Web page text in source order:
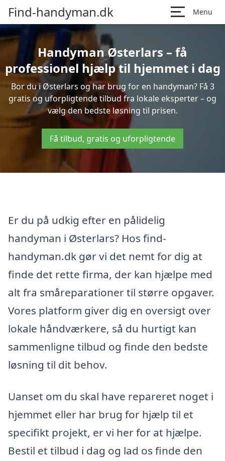
Find-handyman.dk Menu
Handyman Østerlars – få
professionel hjælp til hjemmet i dag
Bor du i Østerlars og har brug for en handyman? Få 3
gratis og uforpligtende tilbud fra lokale eksperter – og
vælg den bedste løsning til prisen.
Få tilbud, gratis og uforpligtende
Er du på udkig efter en pålidelig
handyman i Østerlars? Hos find-
handyman.dk gør vi det nemt for dig at
finde det rette firma, der kan hjælpe med
alt fra småreparationer til større opgaver.
Vores platform giver dig en oversigt over
lokale håndværkere, så du hurtigt kan
sammenligne tilbud og finde den bedste
løsning til dit behov.
Uanset om du skal have repareret noget i
hjemmet eller har brug for hjælp til et
specifikt projekt, er vi her for at hjælpe.
Bestil et tilbud i dag og lad os finde den